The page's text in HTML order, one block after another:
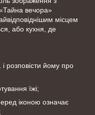
вечора»
місцем
або кухня, де
розповісти йому про
їжі;
іконою означає